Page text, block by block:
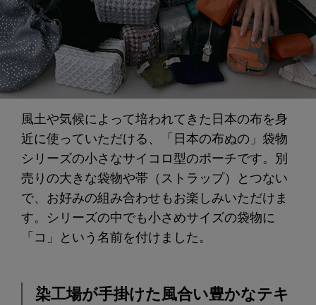
風土や気候によって培われてきた日本の布を身
近に使っていただける、「日本の布ぬの」袋物
シリーズの小さなサイコロ型のポーチです。別
売りの大きな袋物や帯（ストラップ）とつない
で、お好みの組み合わせもお楽しみいただけま
す。シリーズの中でも小さめサイズの袋物に
「コ」という名前を付けました。
染工場が手掛けた風合い豊かなテキ